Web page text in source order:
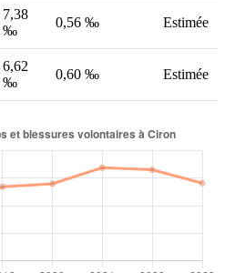
7,38
‰
0,56 ‰ Estimée
6,62
‰
0,60 ‰ Estimée